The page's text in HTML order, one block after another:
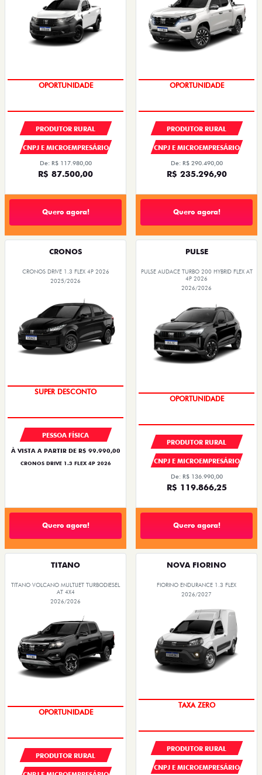
OPORTUNIDADE
PRODUTOR RURAL
CNPJ E MICROEMPRESÁRIO
De: R$ 117.980,00
R$ 87.500,00
Quero agora!
CONDIÇÃO IMPERDÍVEL
PRODUTOR RURAL
CNPJ E MICROEMPRESÁRIO
De: R$ 290.490,00
R$ 235.296,90
Quero agora!
CRONOS
CRONOS DRIVE 1.3 FLEX 4P 2026
2025/2026
BÔNUS DE ATÉ R$ 14 MIL
PESSOA FÍSICA
À VISTA A PARTIR DE R$ 99.990,00
CRONOS DRIVE 1.3 FLEX 4P 2026
Quero agora!
PULSE
PULSE AUDACE TURBO 200 HYBRID FLEX AT
4P 2026
2026/2026
OPORTUNIDADE
PRODUTOR RURAL
CNPJ E MICROEMPRESÁRIO
De: R$ 136.990,00
R$ 119.866,25
Quero agora!
TITANO
TITANO VOLCANO MULTIJET TURBODIESEL
AT 4X4
2026/2026
OPORTUNIDADE
PRODUTOR RURAL
NOVA FIORINO
FIORINO ENDURANCE 1.3 FLEX
2026/2027
TAXA ZERO
PRODUTOR RURAL
CNPJ E MICROEMPRESÁRIO